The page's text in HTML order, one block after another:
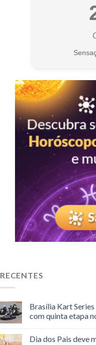
RECENTES
Brasília Kart
com quinta etapa
Dia dos Pais deve